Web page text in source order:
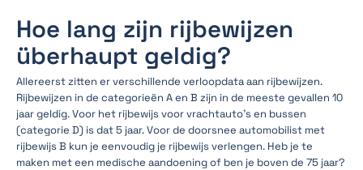
Hoe lang zijn rijbewijzen
überhaupt geldig?
Allereerst zitten er verschillende verloopdata aan rijbewijzen.
Rijbewijzen in de categorieën A en B zijn in de meeste gevallen 10
jaar geldig. Voor het rijbewijs voor vrachtauto’s en bussen
(categorie D) is dat 5 jaar. Voor de doorsnee automobilist met
rijbewijs B kun je eenvoudig je rijbewijs verlengen. Heb je te
maken met een medische aandoening of ben je boven de 75 jaar?